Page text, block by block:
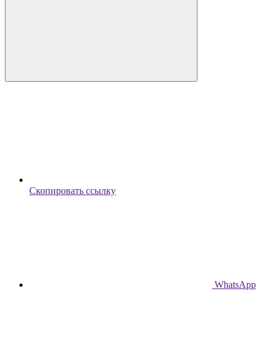
Скопировать ссылку
WhatsApp